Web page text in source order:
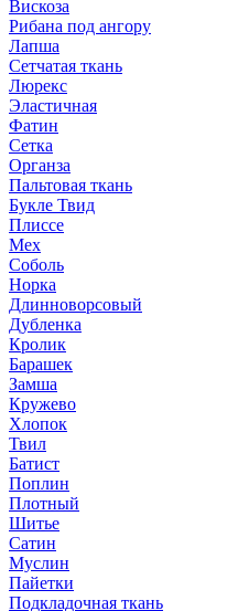
Вискоза
Рибана под ангору
Лапша
Сетчатая ткань
Люрекс
Эластичная
Фатин
Сетка
Органза
Пальтовая ткань
Букле Твид
Плиссе
Мех
Соболь
Норка
Длинноворсовый
Дубленка
Кролик
Барашек
Замша
Кружево
Хлопок
Твил
Батист
Поплин
Плотный
Шитье
Сатин
Муслин
Пайетки
Подкладочная ткань